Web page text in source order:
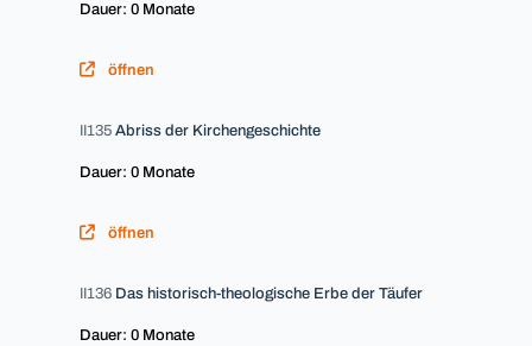
Dauer: 0 Monate
öffnen
II135 Abriss der Kirchengeschichte
Dauer: 0 Monate
öffnen
II136 Das historisch-theologische Erbe der Täufer
Dauer: 0 Monate